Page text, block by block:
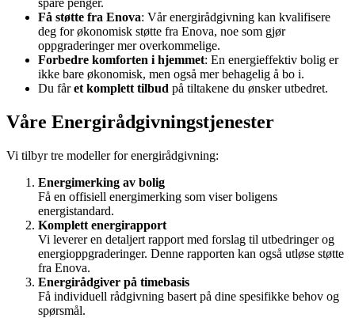
Få støtte fra Enova: Vår energirådgivning kan kvalifisere
deg for økonomisk støtte fra Enova, noe som gjør
oppgraderinger mer overkommelige.
Forbedre komforten i hjemmet: En energieffektiv bolig er
ikke bare økonomisk, men også mer behagelig å bo i.
Du fåret komplett tilbud på tiltakene du ønsker utbedret.
Våre Energirådgivningstjenester
Vi tilbyr tre modeller for energirådgivning:
Energimerking av bolig
Få en offisiell energimerking som viser boligens
energistandard.
Komplett energirapport
Vi leverer en detaljert rapport med forslag til utbedringer og
energioppgraderinger. Denne rapporten kan også utløse støtte
fra Enova.
Energirådgiver på timebasis
Få individuell rådgivning basert på dine spesifikke behov og
spørsmål.